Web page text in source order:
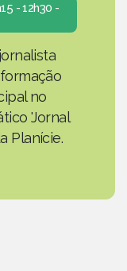
- 12h30 -
no
'Jornal
Planície.